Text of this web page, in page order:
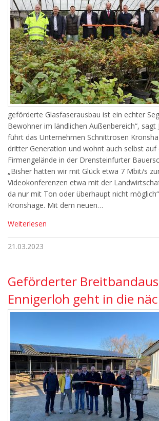
geförderte Glasfaserausbau ist ein echter
Bewohner im ländlichen Außenbereich“, sagt
führt das Unternehmen Schnittrosen
dritter Generation und wohnt auch selbst auf
Firmengelände in der Drensteinfurter
„Bisher hatten wir mit Glück etwa 7 Mbit/s
Videokonferenzen etwa mit der
da nur mit Ton oder überhaupt nicht
Kronshage. Mit dem neuen…
Weiterlesen
21.03.2023
Geförderter
Ennigerloh geht in die